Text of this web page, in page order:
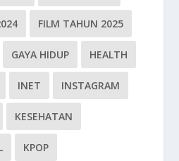
FILM TAHUN 2025
GAYA HIDUP HEALTH
INET INSTAGRAM
KESEHATAN
KPOP